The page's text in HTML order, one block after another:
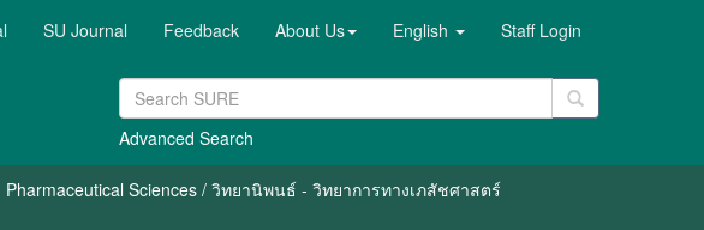
SU Journal Feedback About Us English Staff Login
Advanced Search
Sciences / วิทยานิพนธ์ - วิทยาการทางเภสัชศาสตร์